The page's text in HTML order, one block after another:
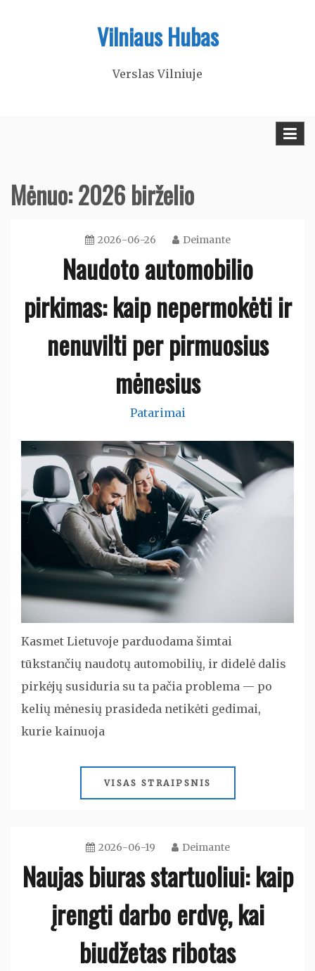
Vilniaus Hubas
Verslas Vilniuje
Mėnuo:2026 birželio
2026-06-26 Deimante
Naudoto automobilio
pirkimas: kaip nepermokėti ir
nenuvilti per pirmuosius
mėnesius
Patarimai
Kasmet Lietuvoje parduodama šimtai
tūkstančių naudotų automobilių, ir didelė dalis
pirkėjų susiduria su ta pačia problema — po
kelių mėnesių prasideda netikėti gedimai,
kurie kainuoja
VISAS STRAIPSNIS
2026-06-19 Deimante
Naujas biuras startuoliui: kaip
įrengti darbo erdvę, kai
biudžetas ribotas